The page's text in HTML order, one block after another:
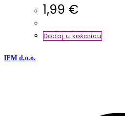
1,99 €
Dodaj u košaricu
IFM d.o.o.